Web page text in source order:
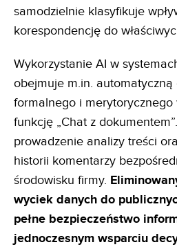
samodzielnie klasyfikuje
korespondencję do
Wykorzystanie AI w
obejmuje m.in. automatyczną
formalnego i
funkcję „Chat z
prowadzenie analizy treści
historii komentarzy
środowisku firmy.
wyciek danych do
pełne bezpieczeństwo
jednoczesnym wsparciu